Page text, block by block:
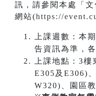
訊，請參閱本處「文
網站(https://
上課週數：本
告資訊為準，
上課地點：3
E305及E306)
W320)、園區